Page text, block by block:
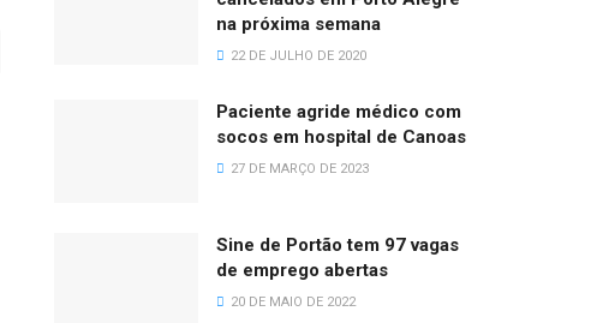
na próxima semana
22 DE JULHO DE 2020
Paciente agride médico com
socos em hospital de Canoas
27 DE MARÇO DE 2023
Sine de Portão tem 97 vagas
de emprego abertas
20 DE MAIO DE 2022